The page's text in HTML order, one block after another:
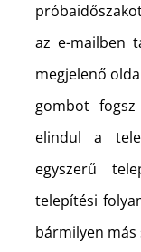
az e-mailben
megjelenő
gombot
elindul a
egyszerű
telepítési
bármilyen